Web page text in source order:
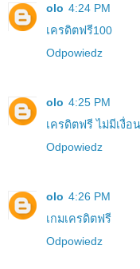
olo 4:24 PM
เครดิตฟรี100
Odpowiedz
olo 4:25 PM
เครดิตฟรี ไม่มีเงื่อ
Odpowiedz
olo 4:26 PM
เกมเครดิตฟรี
Odpowiedz